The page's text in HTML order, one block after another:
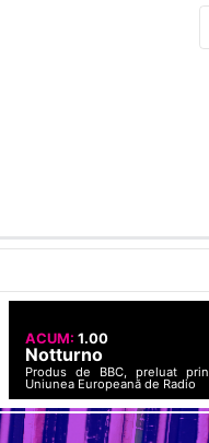
ACUM: 1.00
Notturno
Produs de BBC, preluat prin
Uniunea Europeană de Radio